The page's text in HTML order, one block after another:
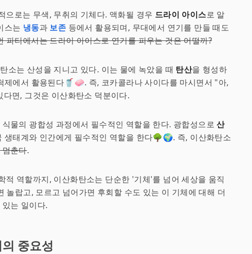
으로는 무색, 무취의 기체다. 액화될 경우 드라이 아이스로 알
스는 냉동과 보존 등에서 활용되며, 무대에서 연기를 만들 때도
파티에서는 드라이 아이스로 연기를 피우는 것은 어떨까?
소는 산성을 지니고 있다. 이는 물에 녹았을 때 탄산을 형성하
제에서 활용된다🥤🧼. 즉, 코카콜라나 사이다를 마시면서 "아,
면, 그것은 이산화탄소 덕분이다.
물의 광합성 과정에서 필수적인 역할을 한다. 광합성으로산
생태계와 인간에게 필수적인 역할을 한다🌳🌍. 즉, 이산화탄소
멈춘다.
적 역할까지, 이산화탄소는 단순한 '기체'를 넘어 세상을 움직
놀랍고, 모르고 넘어가면 후회할 수도 있는 이 기체에 대해 더
는 일이다.
중요성